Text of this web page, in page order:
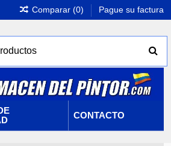
Comparar (0) Pague su factura
CONTACTO